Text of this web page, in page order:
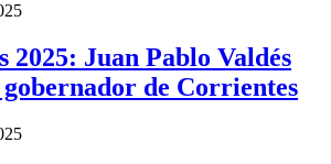
2025: Juan Pablo Valdés
de Corrientes